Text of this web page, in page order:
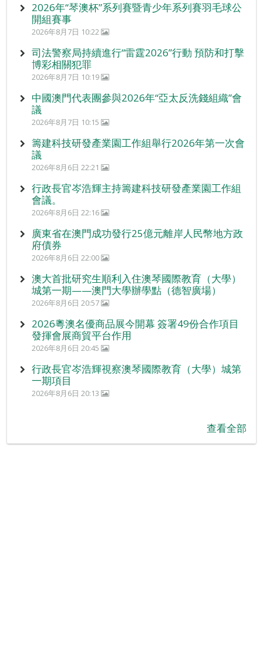
2026年“琴澳杯”系列賽暨青少年系列賽羽毛球公
開組賽事
2026年8月7日 10:22
司法警察局持續進行“雷霆2026”行動 預防和打擊
博彩相關犯罪
2026年8月7日 10:19
中國澳門代表團參與2026年“亞太反洗錢組織”會
議
2026年8月7日 10:15
籌建科技研發產業園工作組舉行2026年第一次會
議
2026年8月6日 22:21
行政長官岑浩輝主持籌建科技研發產業園工作組
會議。
2026年8月6日 22:16
廣東省在澳門成功發行25億元離岸人民幣地方政
府債券
2026年8月6日 22:00
澳大首批研究生順利入住澳琴國際教育（大學）
城第一期——澳門大學辦學點（德智廣場）
2026年8月6日 20:57
2026粵澳名優商品展今開幕 簽署49份合作項目
發揮會展商貿平台作用
2026年8月6日 20:45
行政長官岑浩輝視察澳琴國際教育（大學）城第
一期項目
2026年8月6日 20:13
查看全部